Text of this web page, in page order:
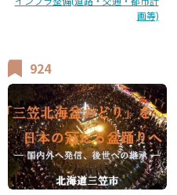
画等)
924